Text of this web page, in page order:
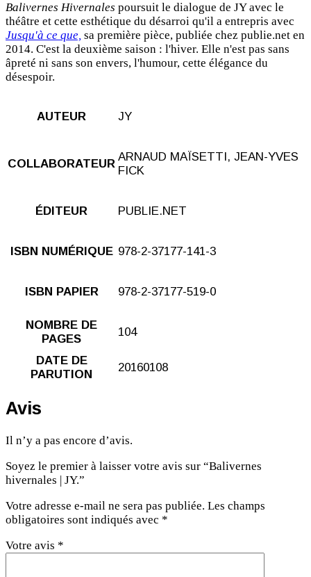
Balivernes Hivernales poursuit le dialogue de JY avec le
théâtre et cette esthétique du désarroi qu'il a entrepris avec
Jusqu'à ce que, sa première pièce, publiée chez publie.net en
2014. C'est la deuxième saison : l'hiver. Elle n'est pas sans
âpreté ni sans son envers, l'humour, cette élégance du
désespoir.
AUTEUR JY
COLLABORATEUR
ARNAUD MAÏSETTI, JEAN-YVES
FICK
ÉDITEUR PUBLIE.NET
ISBN NUMÉRIQUE 978-2-37177-141-3
ISBN PAPIER 978-2-37177-519-0
NOMBRE DE
PAGES
104
DATE DE
PARUTION
20160108
Avis
Il n’y a pas encore d’avis.
Soyez le premier à laisser votre avis sur “Balivernes
hivernales | JY.”
Votre adresse e-mail ne sera pas publiée. Les champs
obligatoires sont indiqués avec *
Votre avis *